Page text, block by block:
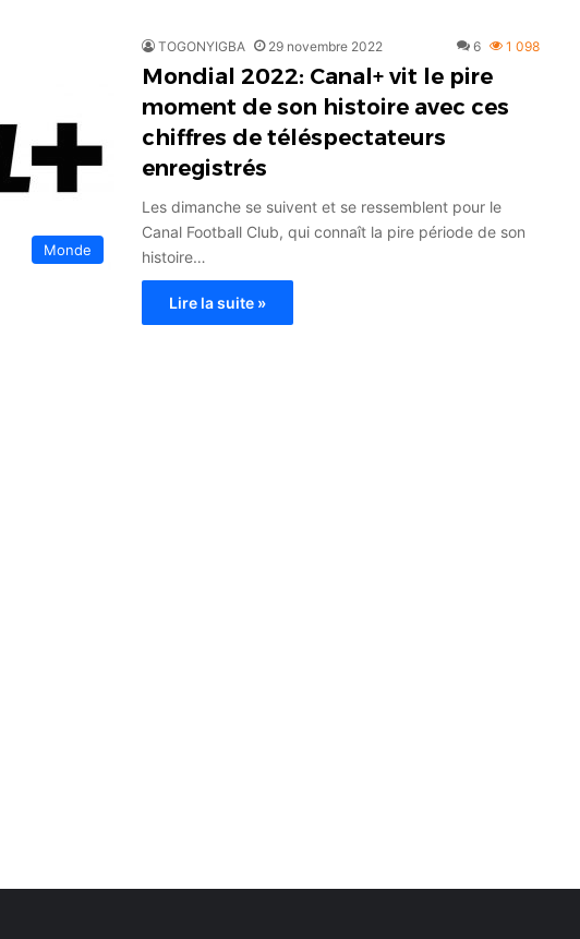
Monde
TOGONYIGBA 29 novembre 2022 6 1 098
Mondial 2022: Canal+ vit le pire
moment de son histoire avec ces
chiffres de téléspectateurs
enregistrés
Les dimanche se suivent et se ressemblent pour le
Canal Football Club, qui connaît la pire période de son
histoire…
Lire la suite »